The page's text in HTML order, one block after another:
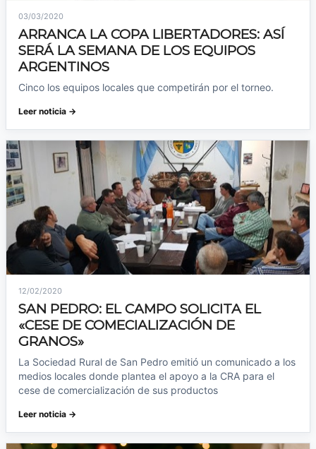
03/03/2020
ARRANCA LA COPA LIBERTADORES: ASÍ
SERÁ LA SEMANA DE LOS EQUIPOS
ARGENTINOS
Cinco los equipos locales que competirán por el torneo.
Leer noticia →
12/02/2020
SAN PEDRO: EL CAMPO SOLICITA EL
«CESE DE COMECIALIZACIÓN DE
GRANOS»
La Sociedad Rural de San Pedro emitió un comunicado a los
medios locales donde plantea el apoyo a la CRA para el
cese de comercialización de sus productos
Leer noticia →